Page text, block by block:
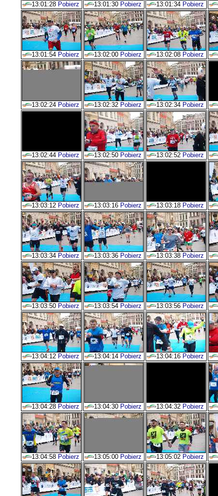
13:01:28 Pobierz 13:01:30 Pobierz 13:01:34 Pobierz
13:01:54 Pobierz 13:02:00 Pobierz 13:02:08 Pobierz
13:02:24 Pobierz 13:02:32 Pobierz 13:02:34 Pobierz
13:02:44 Pobierz 13:02:50 Pobierz 13:02:52 Pobierz
13:03:12 Pobierz 13:03:16 Pobierz 13:03:18 Pobierz
13:03:34 Pobierz 13:03:36 Pobierz 13:03:38 Pobierz
13:03:50 Pobierz 13:03:54 Pobierz 13:03:56 Pobierz
13:04:12 Pobierz 13:04:14 Pobierz 13:04:16 Pobierz
13:04:28 Pobierz 13:04:30 Pobierz 13:04:32 Pobierz
13:04:58 Pobierz 13:05:00 Pobierz 13:05:02 Pobierz